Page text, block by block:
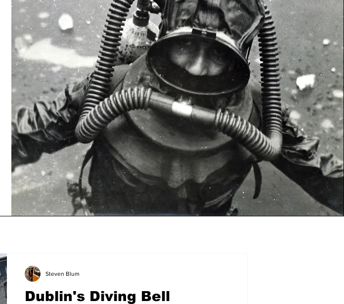
Dublin's Diving Bell
Steven Blum